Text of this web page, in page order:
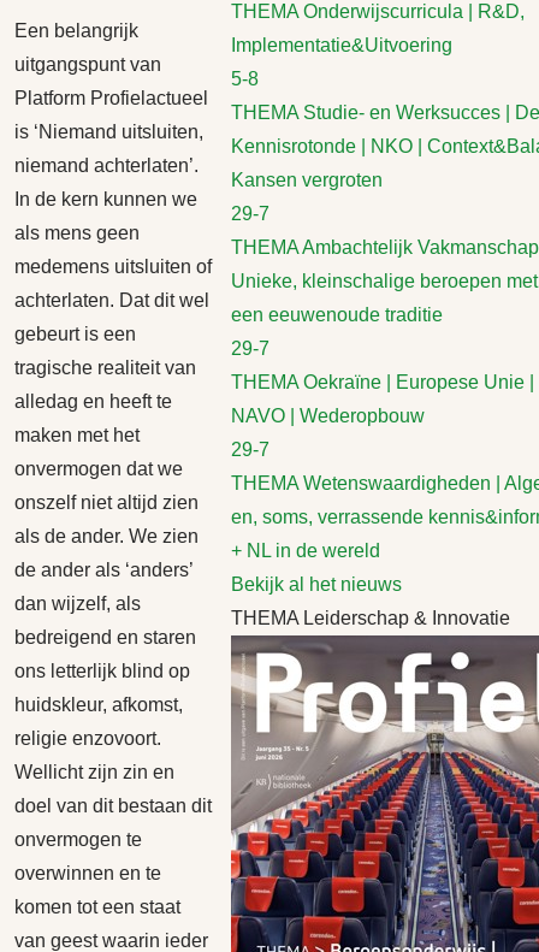
Een belangrijk
uitgangspunt van
Platform Profielactueel
is ‘Niemand uitsluiten,
niemand achterlaten’.
In de kern kunnen we
als mens geen
medemens uitsluiten of
achterlaten. Dat dit wel
gebeurt is een
tragische realiteit van
alledag en heeft te
maken met het
onvermogen dat we
onszelf niet altijd zien
als de ander. We zien
de ander als ‘anders’
dan wijzelf, als
bedreigend en staren
ons letterlijk blind op
huidskleur, afkomst,
religie enzovoort.
Wellicht zijn zin en
doel van dit bestaan dit
onvermogen te
overwinnen en te
komen tot een staat
van geest waarin ieder
THEMA Onderwijscurricula | R&D,
Implementatie&Uitvoering
5-8
THEMA Studie- en Werksucces | De
Kennisrotonde | NKO |
Kansen vergroten
29-7
THEMA Ambachtelijk
Unieke, kleinschalige beroepen
een eeuwenoude traditie
29-7
THEMA Oekraïne | Europese Unie |
NAVO | Wederopbouw
29-7
THEMA Wetenswaardigheden |
en, soms, verrassende
+ NL in de wereld
Bekijk al het nieuws
THEMA Leiderschap & Innovatie